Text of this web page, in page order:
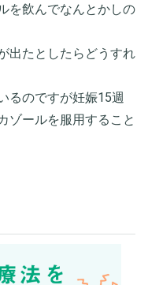
を飲んでなんとかしの
出たとしたらどうすれ
るのですが妊娠15週
ゾールを服用すること